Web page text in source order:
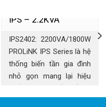
IPS – 2.2KVA
IPS2402: 2200VA/1800W
PROLiNK IPS Series là hệ
thống biến tần gia đình
nhỏ gọn mang lại hiệu